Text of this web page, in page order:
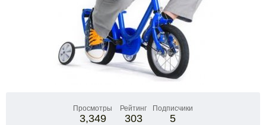
Просмотры
3,349
Рейтинг
303
Подписчики
5